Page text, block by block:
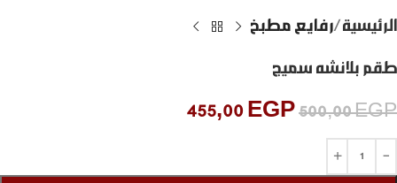
الرئيسية رفايع مطبخ
طقم بلانشه سميج
500,00EGP
455,00 EGP